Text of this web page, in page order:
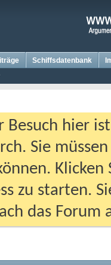
Schiffsdatenbank
Besuch hier
Sie
zu starten.
das